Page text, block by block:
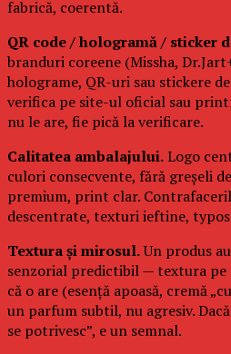
fabrică, coerentă.
QR code / hologramă / sticker
branduri coreene (Missha,
holograme, QR-uri sau stickere
verifica pe site-ul oficial sau
nu le are, fie pică la verificare.
Calitatea ambalajului.Logo
culori consecvente, fără greșeli
premium, print clar.
descentrate, texturi ieftine,
Textura și mirosul.Un produs
senzorial predictibil — textura pe
că o are (esență apoasă, cremă
un parfum subtil, nu agresiv.
se potrivesc”, e un semnal.